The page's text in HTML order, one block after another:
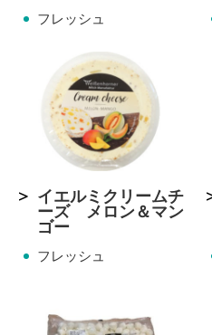
フレッシュ
イエルミクリームチ
ーズ メロン＆マン
ゴー
フレッシュ